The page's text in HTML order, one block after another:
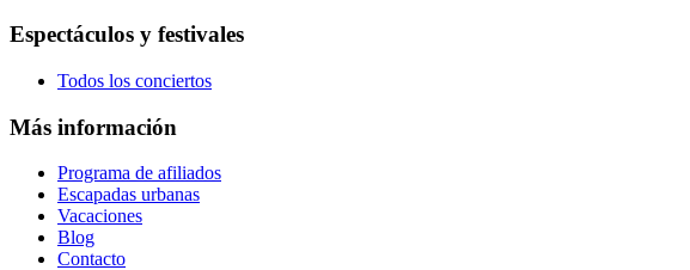
Espectáculos y festivales
Todos los conciertos
Más información
Programa de afiliados
Escapadas urbanas
Vacaciones
Blog
Contacto